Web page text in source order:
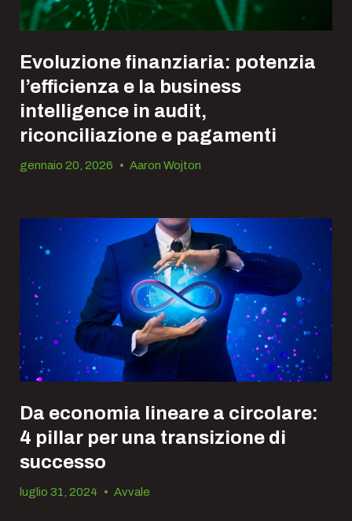
Evoluzione finanziaria: potenzia
l’efficienza e la business
intelligence in audit,
riconciliazione e pagamenti
gennaio 20, 2026 • Aaron Wojton
Da economia lineare a circolare:
4 pillar per una transizione di
successo
luglio 31, 2024 • Avvale